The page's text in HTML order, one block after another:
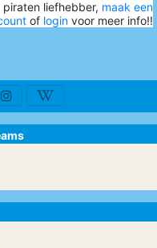
piraten liefhebber, maak een
of login voor meer info!!